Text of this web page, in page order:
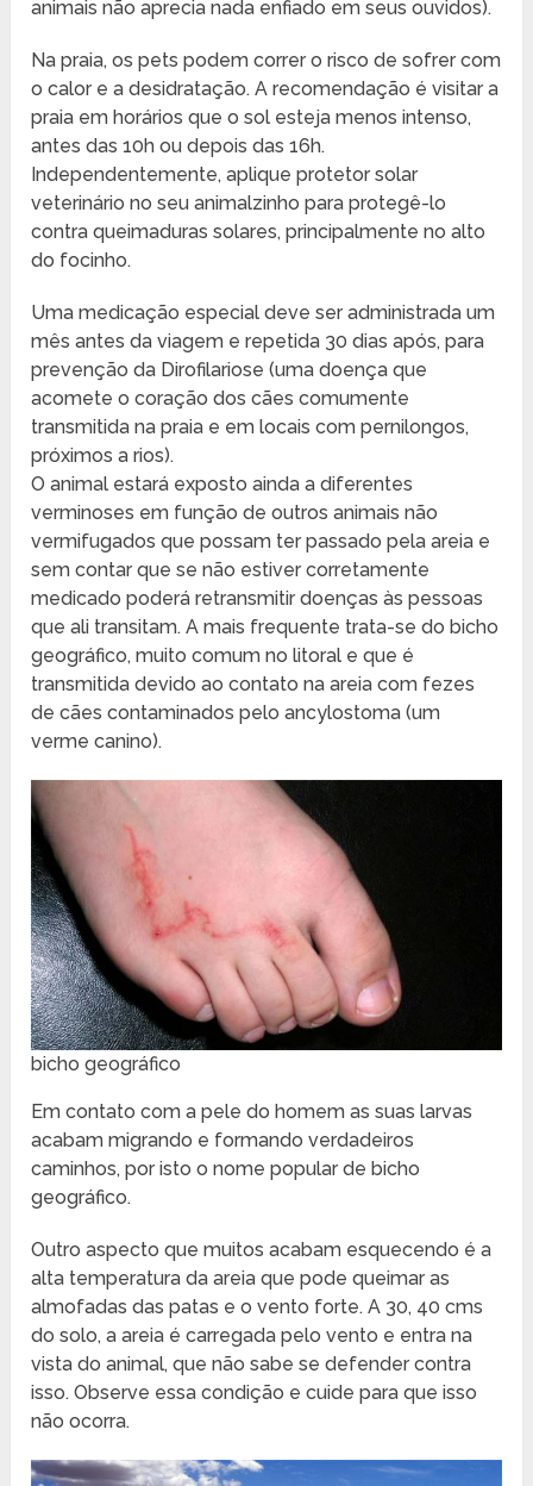
animais não aprecia nada enfiado em seus ouvidos).
Na praia, os pets podem correr o risco de sofrer com
o calor e a desidratação. A recomendação é visitar a
praia em horários que o sol esteja menos intenso,
antes das 10h ou depois das 16h.
Independentemente, aplique protetor solar
veterinário no seu animalzinho para protegê-lo
contra queimaduras solares, principalmente no alto
do focinho.
Uma medicação especial deve ser administrada um
mês antes da viagem e repetida 30 dias após, para
prevenção da Dirofilariose (uma doença que
acomete o coração dos cães comumente
transmitida na praia e em locais com pernilongos,
próximos a rios).
O animal estará exposto ainda a diferentes
verminoses em função de outros animais não
vermifugados que possam ter passado pela areia e
sem contar que se não estiver corretamente
medicado poderá retransmitir doenças às pessoas
que ali transitam. A mais frequente trata-se do bicho
geográfico, muito comum no litoral e que é
transmitida devido ao contato na areia com fezes
de cães contaminados pelo ancylostoma (um
verme canino).
bicho geográfico
Em contato com a pele do homem as suas larvas
acabam migrando e formando verdadeiros
caminhos, por isto o nome popular de bicho
geográfico.
Outro aspecto que muitos acabam esquecendo é a
alta temperatura da areia que pode queimar as
almofadas das patas e o vento forte. A 30, 40 cms
do solo, a areia é carregada pelo vento e entra na
vista do animal, que não sabe se defender contra
isso. Observe essa condição e cuide para que isso
não ocorra.